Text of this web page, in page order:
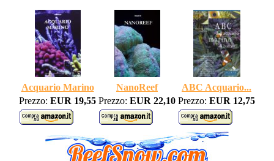
Acquario Marino NanoReef
ABC Acquario...
Prezzo: EUR 19,55 Prezzo: EUR 22,10 Prezzo: EUR 12,75